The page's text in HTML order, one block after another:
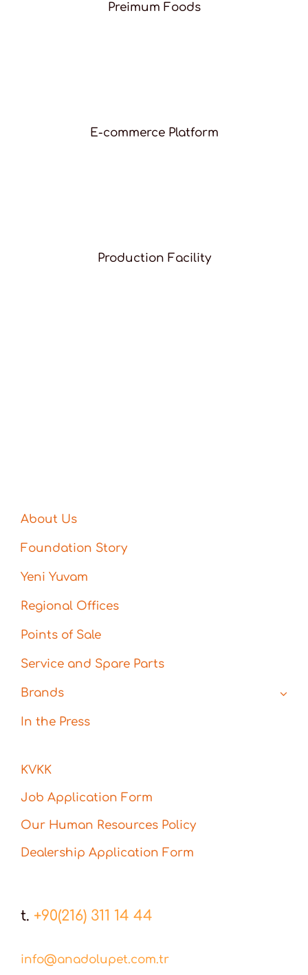
Preimum Foods
E-commerce Platform
Production Facility
About Us
Foundation Story
Yeni Yuvam
Regional Offices
Points of Sale
Service and Spare Parts
Brands
In the Press
KVKK
Job Application Form
Our Human Resources Policy
Dealership Application Form
t. +90(216) 311 14 44
info@anadolupet.com.tr